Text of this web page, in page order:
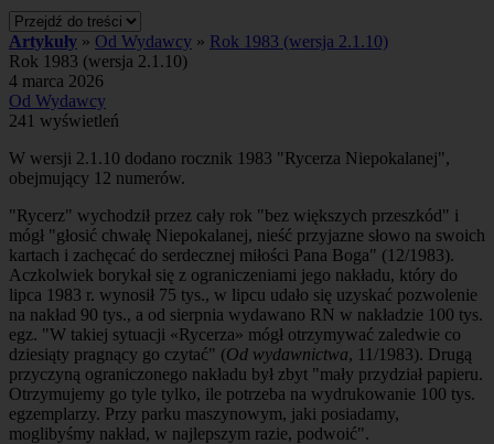
Artykuły » Od Wydawcy » Rok 1983 (wersja 2.1.10)
Rok 1983 (wersja 2.1.10)
4 marca 2026
Od Wydawcy
241 wyświetleń
W wersji 2.1.10 dodano rocznik 1983 "Rycerza Niepokalanej",
obejmujący 12 numerów.
"Rycerz" wychodził przez cały rok "bez większych przeszkód" i
mógł "głosić chwałę Niepokalanej, nieść przyjazne słowo na swoich
kartach i zachęcać do serdecznej miłości Pana Boga" (12/1983).
Aczkolwiek borykał się z ograniczeniami jego nakładu, który do
lipca 1983 r. wynosił 75 tys., w lipcu udało się uzyskać pozwolenie
na nakład 90 tys., a od sierpnia wydawano RN w nakładzie 100 tys.
egz. "W takiej sytuacji «Rycerza» mógł otrzymywać zaledwie co
dziesiąty pragnący go czytać" (Od wydawnictwa, 11/1983). Drugą
przyczyną ograniczonego nakładu był zbyt "mały przydział papieru.
Otrzymujemy go tyle tylko, ile potrzeba na wydrukowanie 100 tys.
egzemplarzy. Przy parku maszynowym, jaki posiadamy,
moglibyśmy nakład, w najlepszym razie, podwoić".